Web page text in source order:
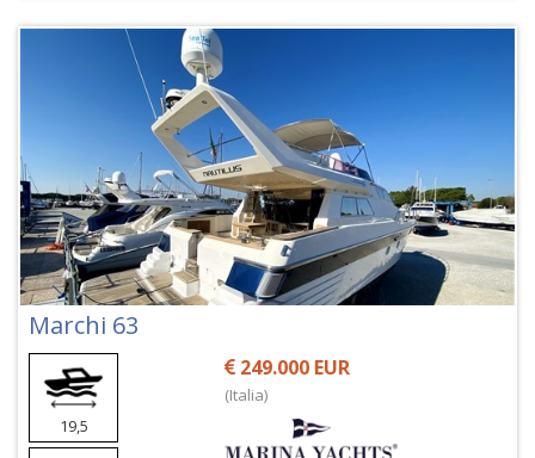
Marchi 63
19,5
249.000 EUR
(Italia)